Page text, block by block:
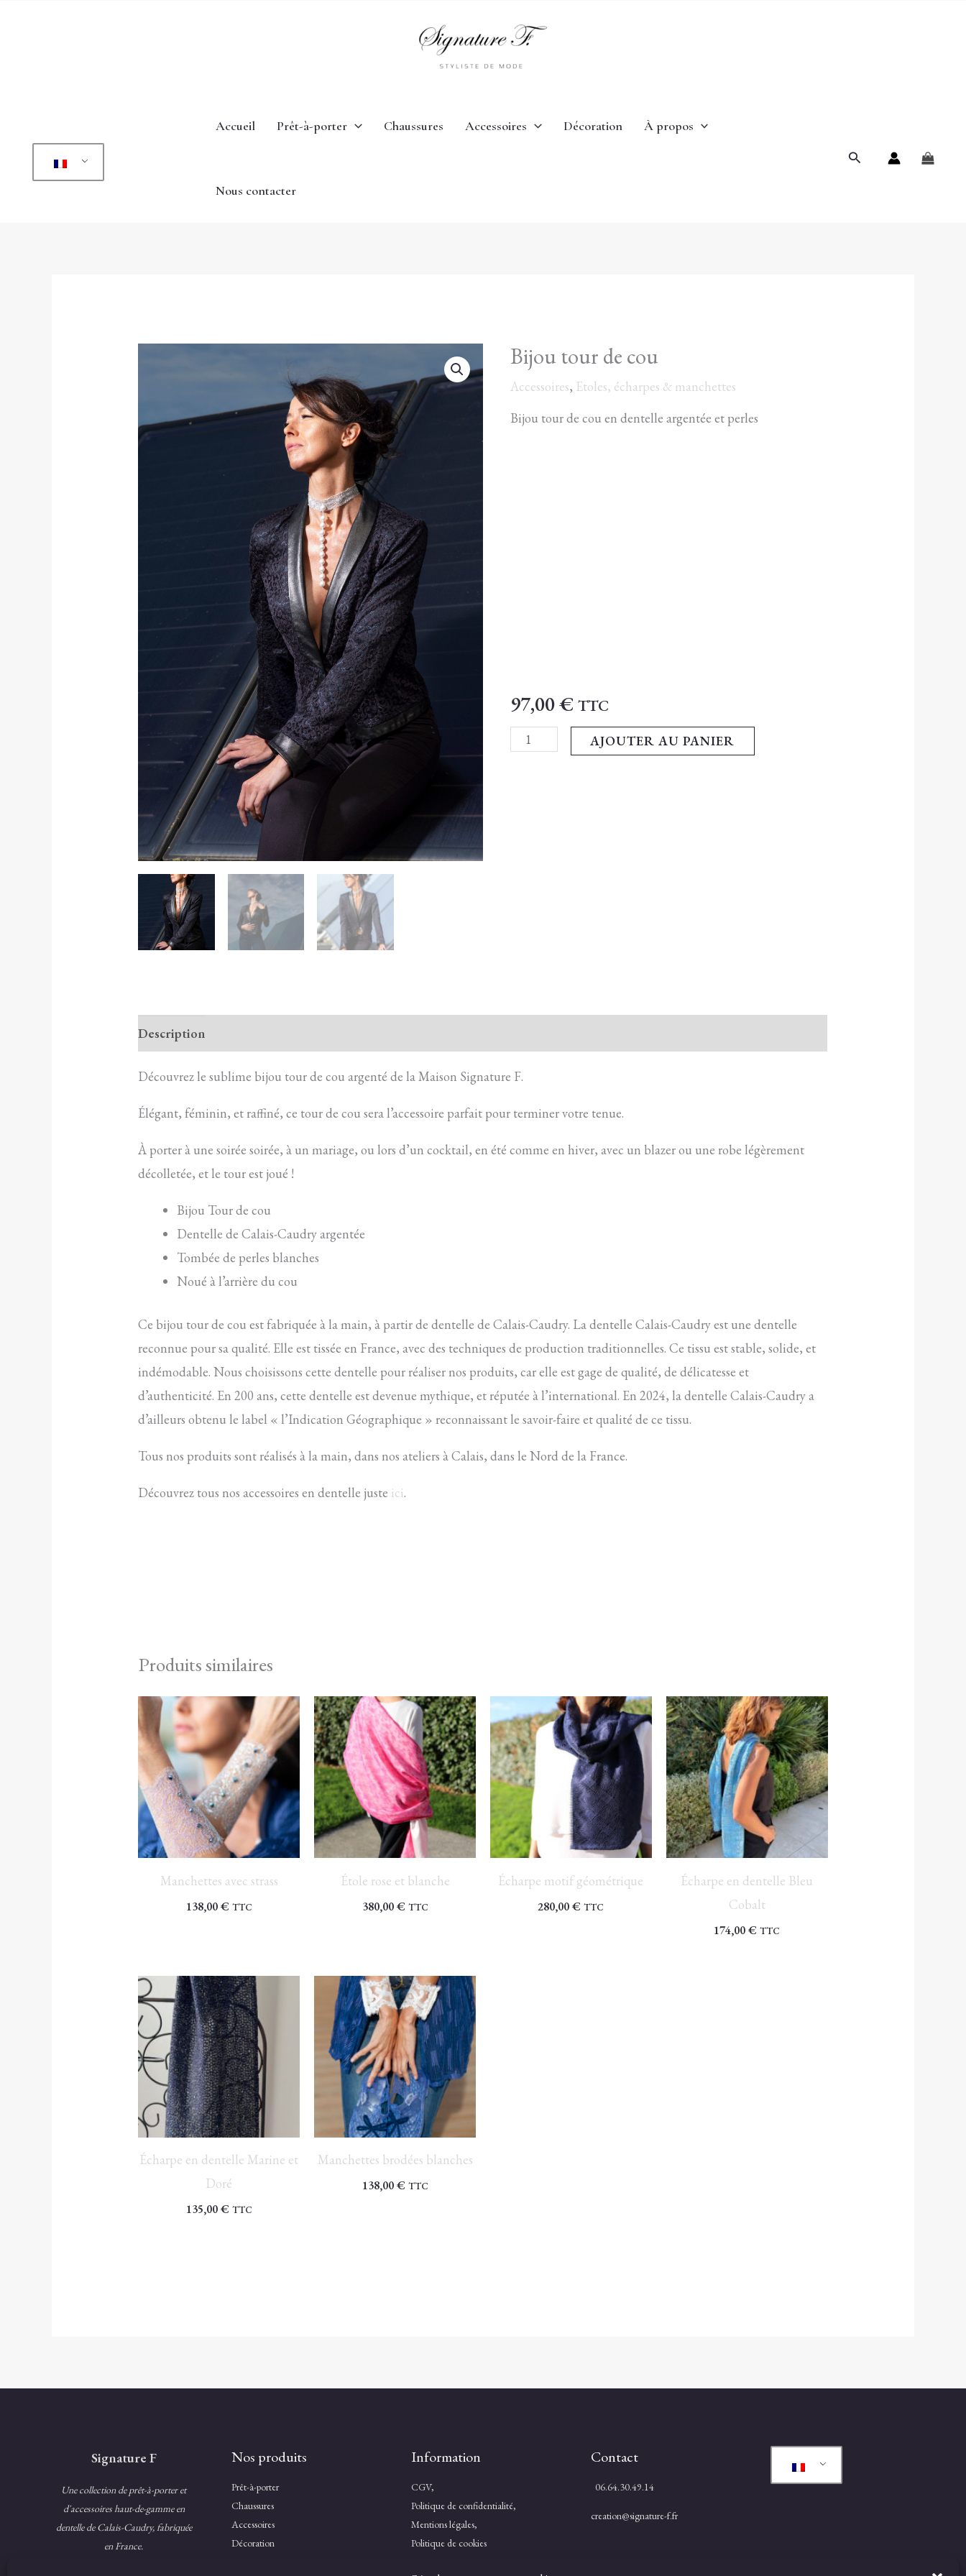
Accueil Prêt-à-porter Chaussures Accessoires Décoration À propos
Nous contacter
Rechercher
Bijou tour de cou
Accessoires, Etoles, écharpes & manchettes
Bijou tour de cou en dentelle argentée et perles
97,00€ TTC
quantité
de
tour
AJOUTER AU PANIER
Description
Découvrez le sublime bijou tour de cou argenté de la Maison Signature F.
Élégant, féminin, et raffiné, ce tour de cou sera l’accessoire parfait pour terminer votre tenue.
À porter à une soirée soirée, à un mariage, ou lors d’un cocktail, en été comme en hiver, avec un blazer ou une robe légèrement
décolletée, et le tour est joué !
Bijou Tour de cou
Dentelle de Calais-Caudry argentée
Tombée de perles blanches
Noué à l’arrière du cou
Ce bijou tour de cou est fabriquée à la main, à partir de dentelle de Calais-Caudry. La dentelle Calais-Caudry est une dentelle
reconnue pour sa qualité. Elle est tissée en France, avec des techniques de production traditionnelles. Ce tissu est stable, solide, et
indémodable. Nous choisissons cette dentelle pour réaliser nos produits, car elle est gage de qualité, de délicatesse et
d’authenticité. En 200 ans, cette dentelle est devenue mythique, et réputée à l’international. En 2024, la dentelle Calais-Caudry a
d’ailleurs obtenu le label « l’Indication Géographique » reconnaissant le savoir-faire et qualité de ce tissu.
Tous nos produits sont réalisés à la main, dans nos ateliers à Calais, dans le Nord de la France.
Découvrez tous nos accessoires en dentelle juste ici.
Produits similaires
Manchettes avec strass
138,00€ TTC
Étole rose et blanche
380,00€ TTC
Écharpe motif géométrique
280,00€ TTC
Écharpe en dentelle Bleu
Cobalt
174,00€ TTC
Écharpe en dentelle Marine et
Doré
135,00€ TTC
Manchettes brodées blanches
138,00€ TTC
Signature F
Une collection de prêt-à-porter et
d'accessoires haut-de-gamme en
dentelle de Calais-Caudry, fabriquée
en France.
Nos produits
Prêt-à-porter
Chaussures
Accessoires
Décoration
Information
CGV,
Politique de confidentialité,
Mentions légales,
Politique de cookies
Contact
06.64.30.49.14
creation@signature-f.fr